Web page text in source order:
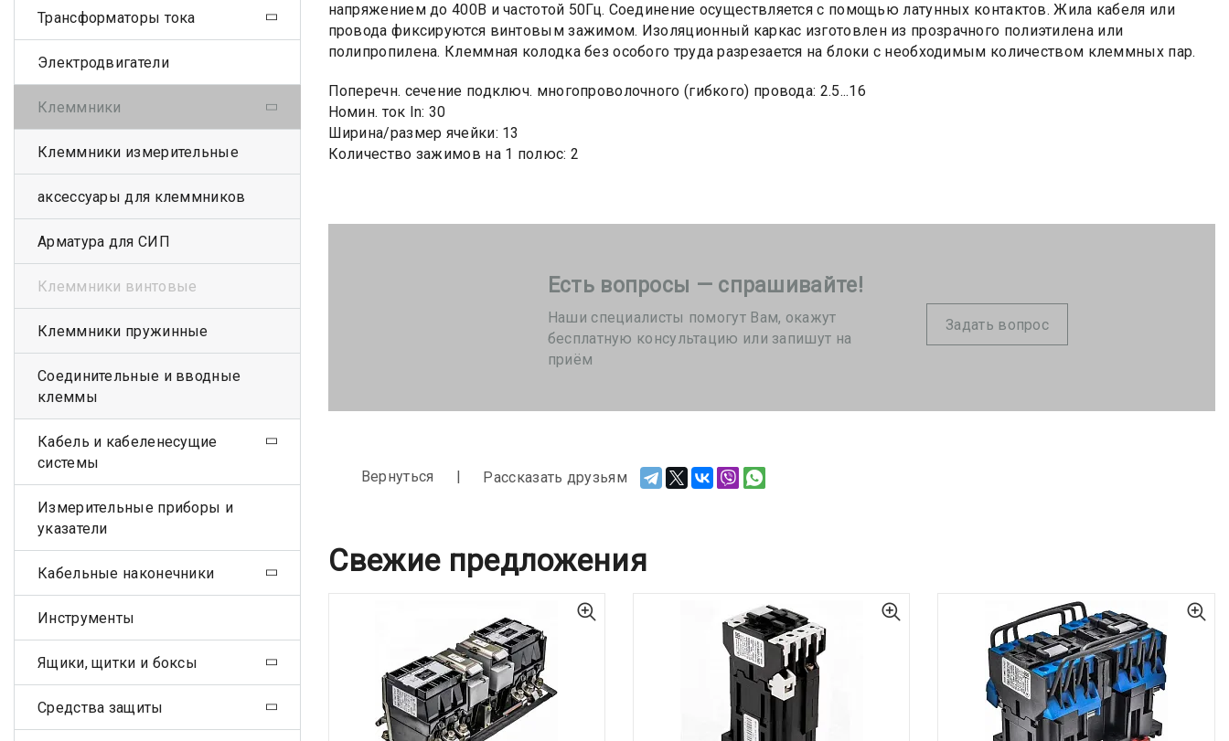
напряжением до 400В и частотой 50Гц. Соединение осуществляется с помощью латунных контактов. Жила кабеля или
провода фиксируются винтовым зажимом. Изоляционный каркас изготовлен из прозрачного полиэтилена или
полипропилена. Клеммная колодка без особого труда разрезается на блоки с необходимым количеством клеммных пар.
Поперечн. сечение подключ. многопроволочного (гибкого) провода: 2.5...16
Номин. ток In: 30
Ширина/размер ячейки: 13
Количество зажимов на 1 полюс: 2
Есть вопросы — спрашивайте!
Наши специалисты помогут Вам, окажут
бесплатную консультацию или запишут на
приём
Задать вопрос
Вернуться Рассказать друзьям
Свежие предложения
Трансформаторы тока
Электродвигатели
Клеммники
Клеммники измерительные
аксессуары для клеммников
Арматура для СИП
Клеммники винтовые
Клеммники пружинные
Соединительные и вводные
клеммы
Кабель и кабеленесущие
системы
Измерительные приборы и
указатели
Кабельные наконечники
Инструменты
Ящики, щитки и боксы
Средства защиты